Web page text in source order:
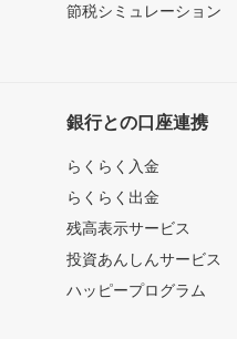
節税シミュレーション
銀行との口座連携
らくらく入金
らくらく出金
残高表示サービス
投資あんしんサービス
ハッピープログラム